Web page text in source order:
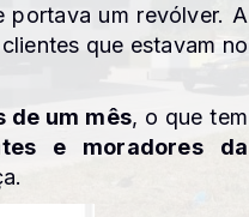
portava um revólver. A
que estavam no
de um mês, o que tem
e moradores da